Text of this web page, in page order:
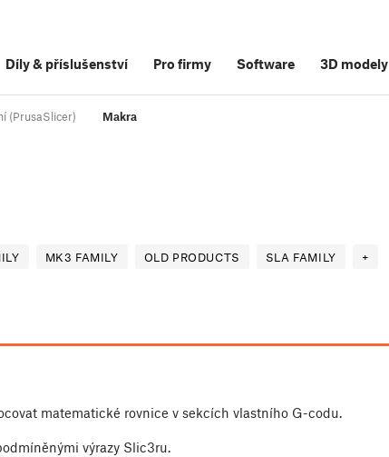
Díly& příslušenství Pro firmy Software 3D modely
(PrusaSlicer) Makra
MK3 FAMILY OLD PRODUCTS SLA FAMILY +
matematické rovnice v sekcích vlastního G-codu.
výrazy Slic3ru.